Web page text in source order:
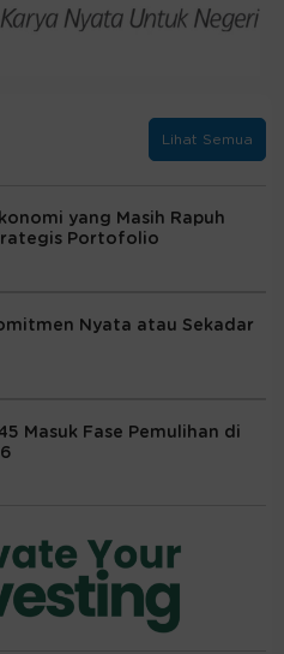
Lihat Semua
yang Masih Rapuh
Portofolio
Nyata atau Sekadar
Masuk Fase Pemulihan di